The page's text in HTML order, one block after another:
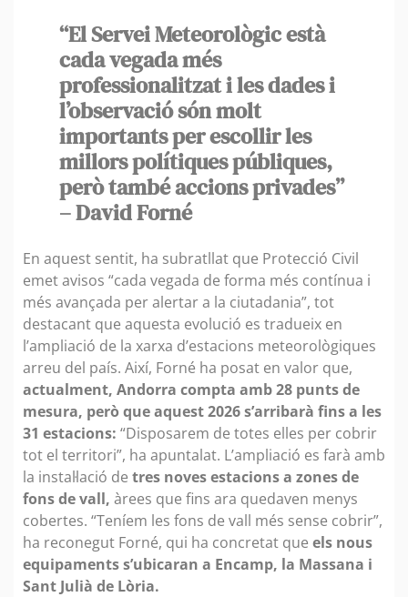
“El Servei Meteorològic està
cada vegada més
professionalitzat i les dades i
l’observació són molt
importants per escollir les
millors polítiques públiques,
però també accions privades”
– David Forné
En aquest sentit, ha subratllat que Protecció Civil
emet avisos “cada vegada de forma més contínua i
més avançada per alertar a la ciutadania”, tot
destacant que aquesta evolució es tradueix en
l’ampliació de la xarxa d’estacions meteorològiques
arreu del país. Així, Forné ha posat en valor que,
actualment, Andorra compta amb 28 punts de
mesura, però que aquest 2026 s’arribarà fins a les
31 estacions: “Disposarem de totes elles per cobrir
tot el territori”, ha apuntalat. L’ampliació es farà amb
la instal·lació de tres noves estacions a zones de
fons de vall, àrees que fins ara quedaven menys
cobertes. “Teníem les fons de vall més sense cobrir”,
ha reconegut Forné, qui ha concretat que els nous
equipaments s’ubicaran a Encamp, la Massana i
Sant Julià de Lòria.